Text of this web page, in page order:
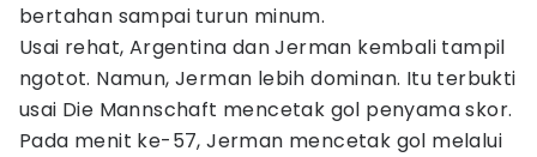
bertahan sampai turun minum.
Usai rehat, Argentina dan Jerman kembali tampil
ngotot. Namun, Jerman lebih dominan. Itu terbukti
usai Die Mannschaft mencetak gol penyama skor.
Pada menit ke-57, Jerman mencetak gol melalui